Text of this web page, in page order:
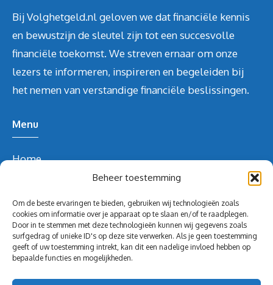
Beheer toestemming
Om de beste ervaringen te bieden, gebruiken wij technologieën zoals
cookies om informatie over je apparaat op te slaan en/of te raadplegen.
Door in te stemmen met deze technologieën kunnen wij gegevens zoals
surfgedrag of unieke ID's op deze site verwerken. Als je geen toestemming
geeft of uw toestemming intrekt, kan dit een nadelige invloed hebben op
bepaalde functies en mogelijkheden.
Bij Volghetgeld.nl geloven we dat financiële kennis
en bewustzijn de sleutel zijn tot een succesvolle
financiële toekomst. We streven ernaar om onze
lezers te informeren, inspireren en begeleiden bij
het nemen van verstandige financiële beslissingen.
Menu
Home
Contact
Blog
Contact Info